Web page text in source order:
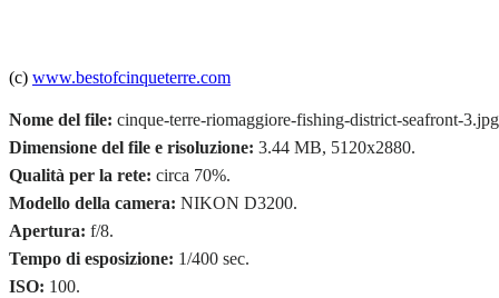
(c) www.bestofcinqueterre.com
Nome del file: cinque-terre-riomaggiore-fishing-district-seafront-3.jpg
Dimensione del file e risoluzione: 3.44 MB, 5120x2880.
Qualità per la rete: circa 70%.
Modello della camera: NIKON D3200.
Apertura: f/8.
Tempo di esposizione: 1/400 sec.
ISO: 100.